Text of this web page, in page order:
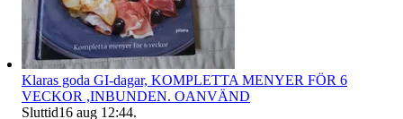
Klaras goda GI-dagar, KOMPLETTA MENYER FÖR 6
VECKOR ,INBUNDEN. OANVÄND
Sluttid16 aug 12:44.